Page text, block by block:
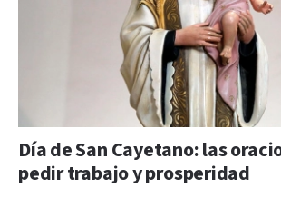
Día de San Cayetano: las
pedir trabajo y prosperidad